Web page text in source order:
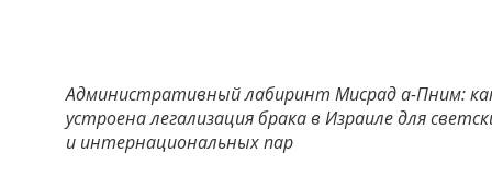
Административный лабиринт Мисрад а-Пним:
устроена легализация брака в Израиле для
и интернациональных пар